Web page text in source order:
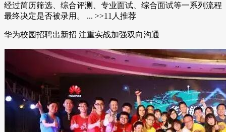
经过简历筛选、综合评测、专业面试、综合面试等一系列流程
最终决定是否被录用。 ... >>11人推荐
华为校园招聘出新招 注重实战加强双向沟通